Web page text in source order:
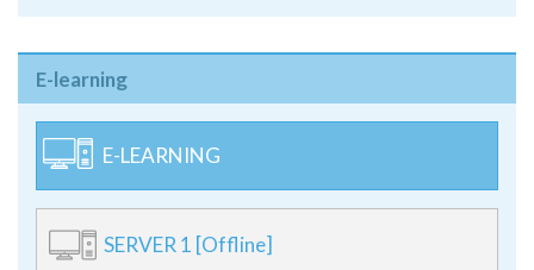
E-learning
E-LEARNING
SERVER 1 [Offline]